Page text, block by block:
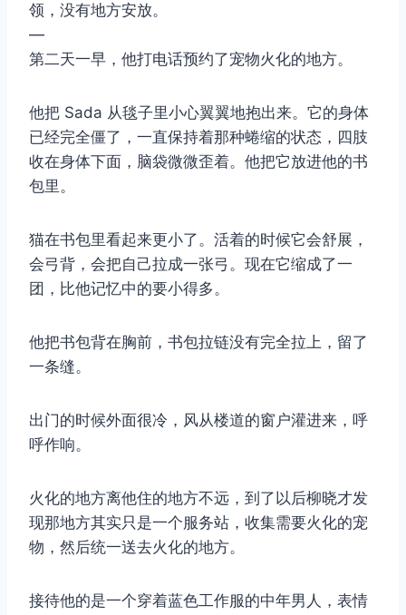
领，没有地方安放。
—
第二天一早，他打电话预约了宠物火化的地方。
他把 Sada 从毯子里小心翼翼地抱出来。它的身体
已经完全僵了，一直保持着那种蜷缩的状态，四肢
收在身体下面，脑袋微微歪着。他把它放进他的书
包里。
猫在书包里看起来更小了。活着的时候它会舒展，
会弓背，会把自己拉成一张弓。现在它缩成了一
团，比他记忆中的要小得多。
他把书包背在胸前，书包拉链没有完全拉上，留了
一条缝。
出门的时候外面很冷，风从楼道的窗户灌进来，呼
呼作响。
火化的地方离他住的地方不远，到了以后柳晓才发
现那地方其实只是一个服务站，收集需要火化的宠
物，然后统一送去火化的地方。
接待他的是一个穿着蓝色工作服的中年男人，表情